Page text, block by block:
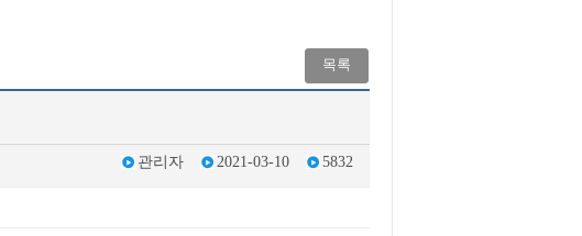
목록
관리자 2021-03-10 5832